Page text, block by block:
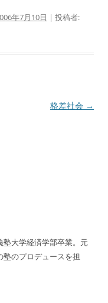
年7月10日 | 投稿者:
格差社会 →
大学経済学部卒業。元
のプロデュースを担